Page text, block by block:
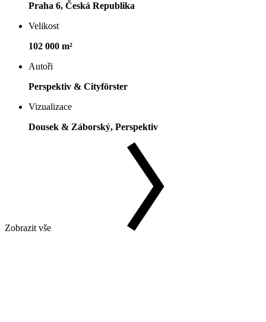
Praha 6, Česká Republika
Velikost
102 000 m²
Autoři
Perspektiv & Cityförster
Vizualizace
Dousek & Záborský, Perspektiv
Zobrazit vše